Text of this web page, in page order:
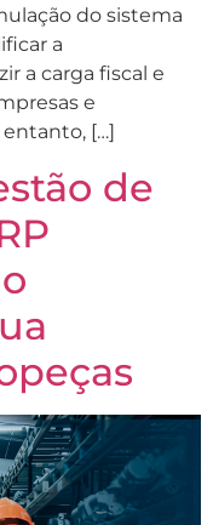
do sistema
a
a carga fiscal e
e
[…]
de